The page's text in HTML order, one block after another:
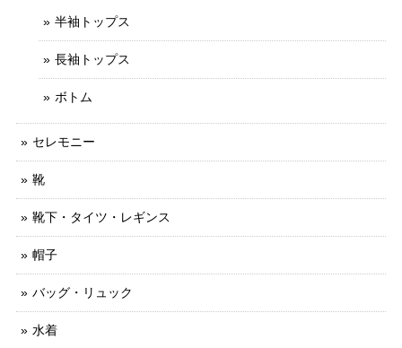
半袖トップス
長袖トップス
ボトム
セレモニー
靴
靴下・タイツ・レギンス
帽子
バッグ・リュック
水着